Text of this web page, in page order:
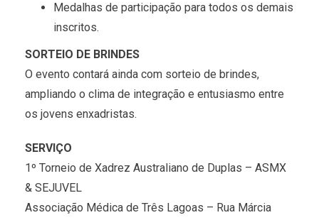
Medalhas de participação para todos os demais
inscritos.
SORTEIO DE BRINDES
O evento contará ainda com sorteio de brindes,
ampliando o clima de integração e entusiasmo entre
os jovens enxadristas.
SERVIÇO
1º Torneio de Xadrez Australiano de Duplas – ASMX
& SEJUVEL
Associação Médica de Três Lagoas – Rua Márcia